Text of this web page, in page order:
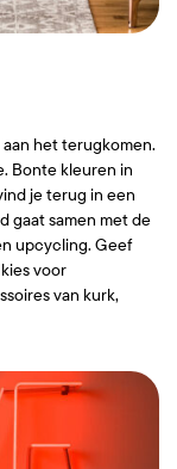
aan het terugkomen.
Bonte kleuren in
je terug in een
gaat samen met de
upcycling. Geef
voor
van kurk,